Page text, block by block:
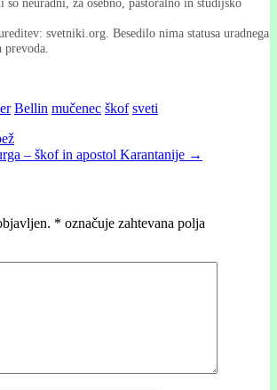
svetniki.org. Besedilo nima statusa uradnega
prevoda.
Bellin mučenec škof sveti
– škof in apostol Karantanije →
* označuje zahtevana polja